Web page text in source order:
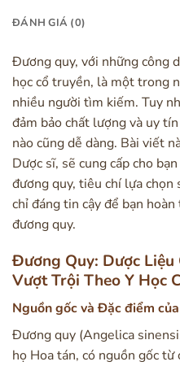
ĐÁNH GIÁ (0)
Đương quy, với những công
học cổ truyền, là một trong
nhiều người tìm kiếm. Tuy
đảm bảo chất lượng và uy
nào cũng dễ dàng. Bài viết
Dược sĩ, sẽ cung cấp cho
đương quy, tiêu chí lựa
chỉ đáng tin cậy để bạn
đương quy.
Đương Quy: Dược Liệu
Vượt Trội Theo Y Học
Nguồn gốc và Đặc điểm
Đương quy (Angelica
họ Hoa tán, có nguồn gốc từ